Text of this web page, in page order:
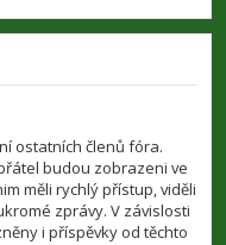
ostatních členů fóra.
budou zobrazeni ve
měli rychlý přístup, viděli
zprávy. V závislosti
i příspěvky od těchto